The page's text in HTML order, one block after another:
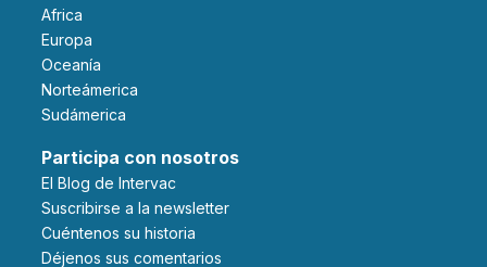
Africa
Europa
Oceanía
Norteámerica
Sudámerica
Participa con nosotros
El Blog de Intervac
Suscribirse a la newsletter
Cuéntenos su historia
Déjenos sus comentarios